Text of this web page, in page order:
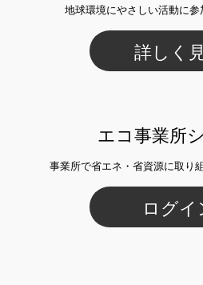
地球環境にやさしい活動に
詳しく
エコ事業所
事業所で省エネ・省資源に取り
ログイ